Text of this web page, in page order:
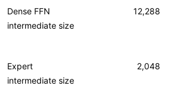
Dense FFN
intermediate size
12,288
Expert
intermediate size
2,048